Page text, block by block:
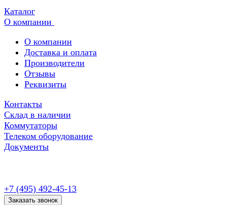
Каталог
О компании
О компании
Доставка и оплата
Производители
Отзывы
Реквизиты
Контакты
Склад в наличии
Коммутаторы
Телеком оборудование
Документы
+7 (495) 492-45-13
Заказать звонок